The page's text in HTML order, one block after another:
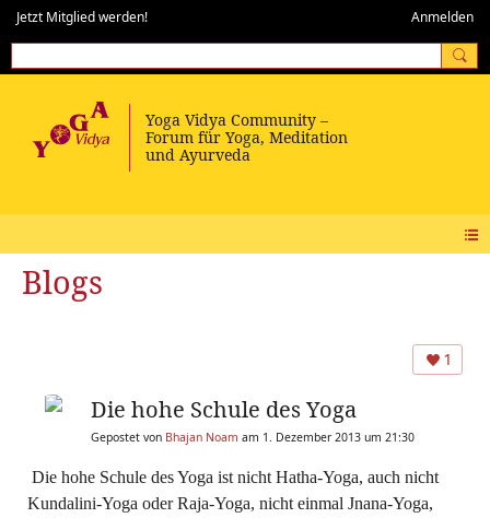
Jetzt Mitglied werden! Anmelden
Blogs
1
Die hohe Schule des Yoga
Gepostet von Bhajan Noam am 1. Dezember 2013 um 21:30
Die hohe Schule des Yoga ist nicht Hatha-Yoga, auch nicht
Kundalini-Yoga oder Raja-Yoga, nicht einmal Jnana-Yoga,